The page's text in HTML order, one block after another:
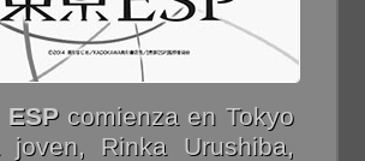
comienza en Tokyo
joven, Rinka Urushiba,